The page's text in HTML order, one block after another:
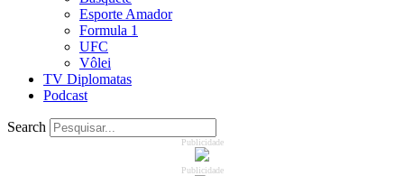
Esporte Amador
Formula 1
UFC
Vôlei
TV Diplomatas
Podcast
Search
Publicidade
Publicidade